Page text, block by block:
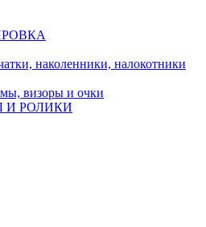
наколенники, налокотники
визоры и очки
И РОЛИКИ